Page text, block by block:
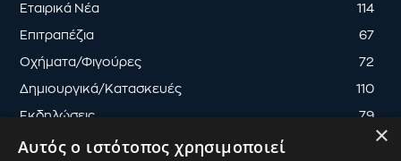
Εταιρικά Νέα 114
Επιτραπέζια 67
Οχήματα/Φιγούρες 72
Δημιουργικά/Κατασκευές 110
Εκδηλώσεις 79
×
Αυτός ο ιστότοπος χρησιμοποιεί